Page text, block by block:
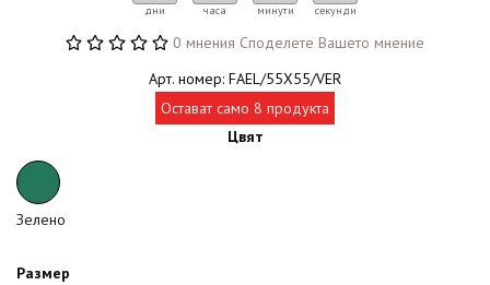
дни часа минути секунди
0 мнения Споделете Вашето мнение
Арт. номер: FAEL/55X55/VER
Остават само 8 продукта
Цвят
Зелено
Размер